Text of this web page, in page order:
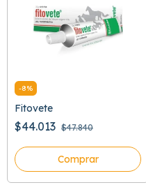
-8%
Fitovete
$44.013 $47.840
Comprar